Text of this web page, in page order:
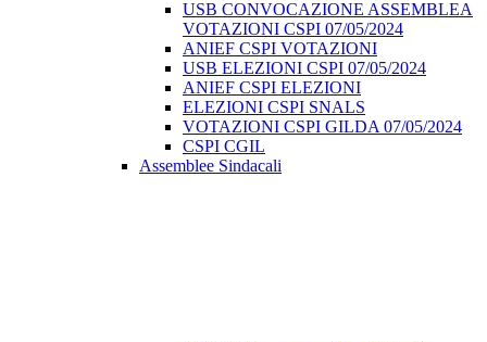
USB CONVOCAZIONE ASSEMBLEA
VOTAZIONI CSPI 07/05/2024
ANIEF CSPI VOTAZIONI
USB ELEZIONI CSPI 07/05/2024
ANIEF CSPI ELEZIONI
ELEZIONI CSPI SNALS
VOTAZIONI CSPI GILDA 07/05/2024
CSPI CGIL
Assemblee Sindacali